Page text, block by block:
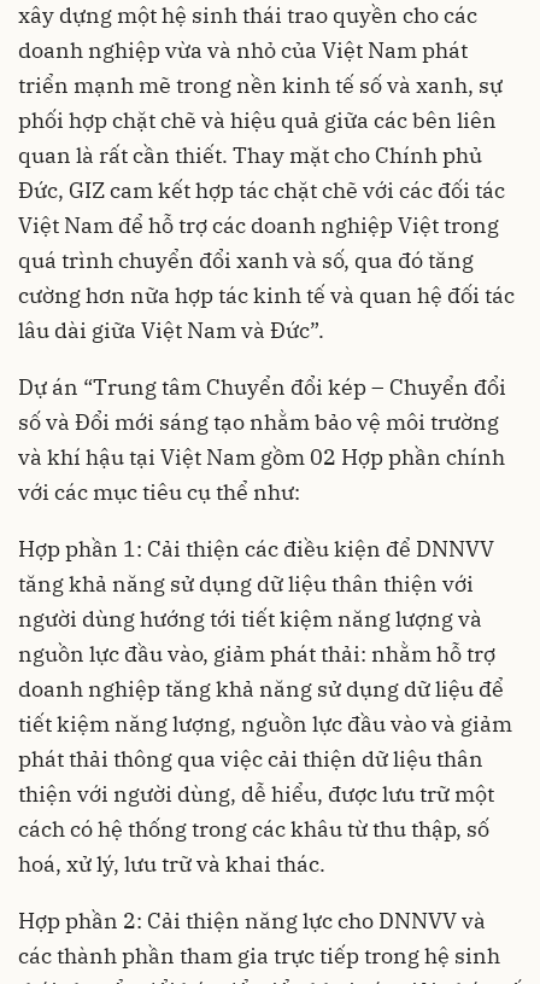
xây dựng một hệ sinh thái trao quyền cho các
doanh nghiệp vừa và nhỏ của Việt Nam phát
triển mạnh mẽ trong nền kinh tế số và xanh, sự
phối hợp chặt chẽ và hiệu quả giữa các bên liên
quan là rất cần thiết. Thay mặt cho Chính phủ
Đức, GIZ cam kết hợp tác chặt chẽ với các đối tác
Việt Nam để hỗ trợ các doanh nghiệp Việt trong
quá trình chuyển đổi xanh và số, qua đó tăng
cường hơn nữa hợp tác kinh tế và quan hệ đối tác
lâu dài giữa Việt Nam và Đức”.
Dự án “Trung tâm Chuyển đổi kép – Chuyển đổi
số và Đổi mới sáng tạo nhằm bảo vệ môi trường
và khí hậu tại Việt Nam gồm 02 Hợp phần chính
với các mục tiêu cụ thể như:
Hợp phần 1: Cải thiện các điều kiện để DNNVV
tăng khả năng sử dụng dữ liệu thân thiện với
người dùng hướng tới tiết kiệm năng lượng và
nguồn lực đầu vào, giảm phát thải: nhằm hỗ trợ
doanh nghiệp tăng khả năng sử dụng dữ liệu để
tiết kiệm năng lượng, nguồn lực đầu vào và giảm
phát thải thông qua việc cải thiện dữ liệu thân
thiện với người dùng, dễ hiểu, được lưu trữ một
cách có hệ thống trong các khâu từ thu thập, số
hoá, xử lý, lưu trữ và khai thác.
Hợp phần 2: Cải thiện năng lực cho DNNVV và
các thành phần tham gia trực tiếp trong hệ sinh